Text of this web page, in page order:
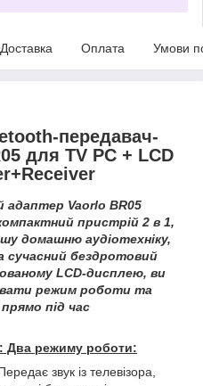
Доставка Оплата Умови
передавач-
для TV PC + LCD
адаптер Vaorlo BR05
пристрій 2 в 1,
домашню аудіотехніку,
сучасний бездротовий
LCD-дисплею, ви
режим роботи та
під час
Два режиму роботи:
звук із телевізора,